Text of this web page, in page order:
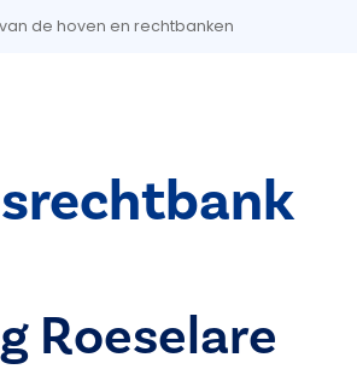
inhoud gaan
de hoven en rechtbanken
Roeselare